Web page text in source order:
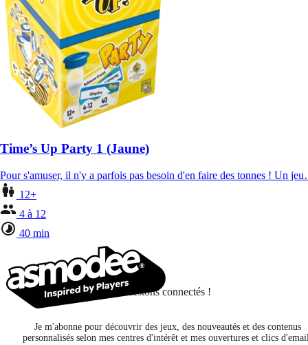
Time’s Up Party 1 (Jaune)
Pour s'amuser, il n'y a parfois pas besoin d'en faire des tonnes ! Un
12+
4 à 12
40 min
Restons connectés !
Je m'abonne pour découvrir des jeux, des nouveautés et des contenus
personnalisés selon mes centres d'intérêt et mes ouvertures et clics